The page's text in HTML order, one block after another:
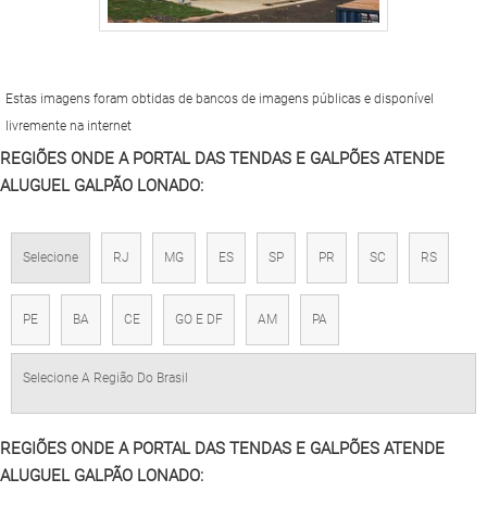
Estas imagens foram obtidas de bancos de imagens públicas e disponível
livremente na internet
REGIÕES ONDE A PORTAL DAS TENDAS E GALPÕES ATENDE
ALUGUEL GALPÃO LONADO:
Selecione RJ MG ES SP PR SC RS
PE BA CE GO E DF AM PA
Selecione A Região Do Brasil
REGIÕES ONDE A PORTAL DAS TENDAS E GALPÕES ATENDE
ALUGUEL GALPÃO LONADO: